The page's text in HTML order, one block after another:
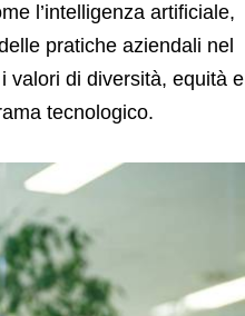
l’intelligenza artificiale,
pratiche aziendali nel
valori di diversità, equità e
tecnologico.